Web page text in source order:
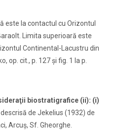
este la contactul cu Orizontul
Limita superioară este
Continental-Lacustru din
op. cit., p. 127 şi fig. 1 la p.
biostratigrafice (ii): (i)
de Jekelius (1932) de
Arcuş, Sf. Gheorghe.